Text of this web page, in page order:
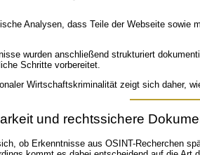
Analysen, dass Teile der Webseite sowie
wurden anschließend strukturiert
Schritte vorbereitet.
Wirtschaftskriminalität zeigt sich daher,
und rechtssichere
ob Erkenntnisse aus OSINT-Recherchen